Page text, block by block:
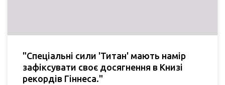
"Спеціальні сили 'Титан' мають намір
зафіксувати своє досягнення в Книзі
рекордів Гіннеса."